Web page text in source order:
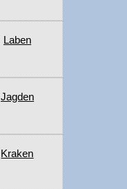
Laben
Jagden
Kraken